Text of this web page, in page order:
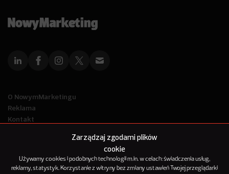
Zarządzaj zgodami plików
cookie
Używamy cookies i podobnych technologii m.in. w celach: świadczenia usług,
reklamy, statystyk. Korzystanie z witryny bez zmiany ustawień Twojej przeglądarki
O NowymMarketingu
Reklama
Kontakt